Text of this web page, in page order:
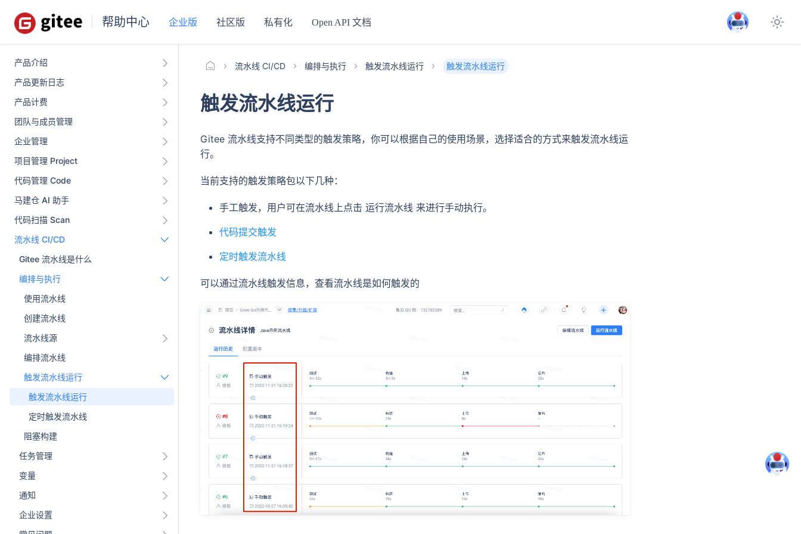
帮助中心 企业版 社区版 私有化 Open API 文档
产品介绍
产品更新日志
产品计费
团队与成员管理
企业管理
项目管理 Project
代码管理 Code
马建仓 AI 助手
代码扫描 Scan
流水线 CI/CD
Gitee 流水线是什么
编排与执行
使用流水线
创建流水线
流水线源
编排流水线
触发流水线运行
触发流水线运行
定时触发流水线
阻塞构建
任务管理
变量
通知
企业设置
流水线 CI/CD 编排与执行 触发流水线运行 触发流水线运行
触发流水线运行
Gitee 流水线支持不同类型的触发策略，你可以根据自己的使用场景，选择适合的方式来触发流水线运
行。
当前支持的触发策略包以下几种：
手工触发，用户可在流水线上点击 运行流水线 来进行手动执行。
代码提交触发
定时触发流水线
可以通过流水线触发信息，查看流水线是如何触发的